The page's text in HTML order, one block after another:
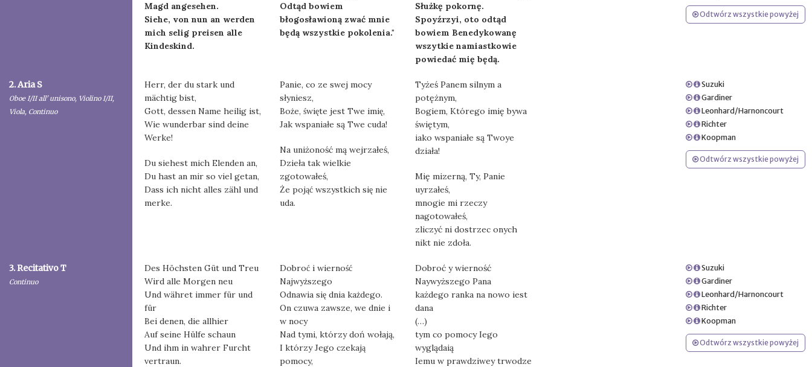
Magd angesehen.
Siehe, von nun an werden
mich selig preisen alle
Kindeskind.
Odtąd bowiem
błogosławioną zwać mnie
będą wszystkie pokolenia."
Służkę pokornę.
Spoyźrzyi, oto odtąd
bowiem Benedykowanę
wszytkie namiastkowie
powiedać mię będą.
Odtwórz wszystkie powyżej
2. Aria S
Oboe I/II all' unisono, Violino I/II,
Viola, Continuo
Herr, der du stark und
mächtig bist,
Gott, dessen Name heilig ist,
Wie wunderbar sind deine
Werke!
Du siehest mich Elenden an,
Du hast an mir so viel getan,
Dass ich nicht alles zähl und
merke.
Panie, co ze swej mocy
słyniesz,
Boże, święte jest Twe imię,
Jak wspaniałe są Twe cuda!
Na uniżoność mą wejrzałeś,
Dzieła tak wielkie
zgotowałeś,
Że pojąć wszystkich się nie
uda.
Tyżeś Panem silnym a
potężnym,
Bogiem, Którego imię bywa
świętym,
iako wspaniałe są Twoye
działa!
Mię mizerną, Ty, Panie
uyrzałeś,
mnogie mi rzeczy
nagotowałeś,
zliczyć ni dostrzec onych
nikt nie zdoła.
Suzuki
Gardiner
Leonhard/Harnoncourt
Richter
Koopman
Odtwórz wszystkie powyżej
3. Recitativo T
Continuo
Des Höchsten Güt und Treu
Wird alle Morgen neu
Und währet immer für und
für
Bei denen, die allhier
Auf seine Hülfe schaun
Und ihm in wahrer Furcht
vertraun.
Dobroć i wierność
Najwyższego
Odnawia się dnia każdego.
On czuwa zawsze, we dnie i
w nocy
Nad tymi, którzy doń wołają,
I którzy Jego czekają
pomocy,
Dobroć y wierność
Naywyższego Pana
każdego ranka na nowo iest
dana
(…)
tym co pomocy Iego
wyglądaią
Iemu w prawdziwey trwodze
Suzuki
Gardiner
Leonhard/Harnoncourt
Richter
Koopman
Odtwórz wszystkie powyżej